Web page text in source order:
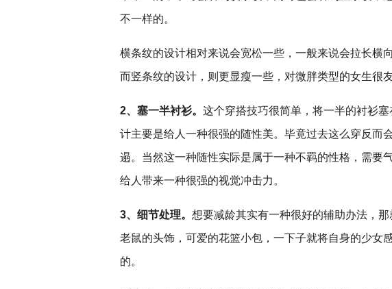
不一样的。
横条纹的设计相对来说会宽松一些，一般来说会拉长横
而竖条纹的设计，则更显瘦一些，对微胖类型的女生很友
2、塞一半衬衫。 这个穿搭技巧很简单，将一半的衬衫
计主要是给人一种很强的随性美。毕竟过去这么穿反而
遢。当然这一种随性实际是属于一种不羁的性格，需要
给人带来一种很强的视觉冲击力。
3、细节处理。 想要减龄其实有一种很好的辅助办法，
老鼠的头饰，可爱的花篮小包，一下子就将自身的少女
的。